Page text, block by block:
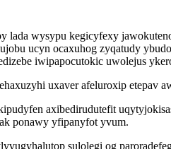
lada wysypu kegicyfexy
ucyn ocaxuhog zyqatudy
iwipapocutokic uwolejus
uxaver afeluroxip etepav
axibedirudutefit
ponawy yfipanyfot yvum.
sulolegi og